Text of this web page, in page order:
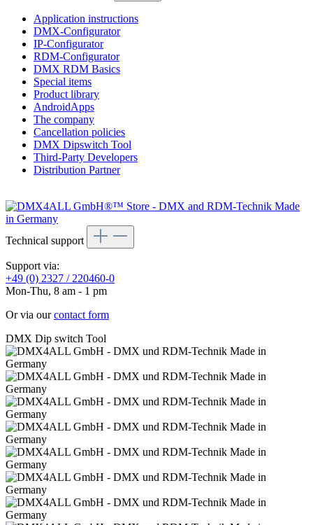
Application instructions
DMX-Configurator
IP-Configurator
RDM-Configurator
DMX RDM Basics
Special items
Product library
AndroidApps
The company
Cancellation policies
DMX Dipswitch Tool
Third-Party Developers
Distribution Partner
Technical support
Support via:
+49 (0) 2327 / 220460-0
Mon-Thu, 8 am - 1 pm
Or via ourcontact form
DMX Dip switch Tool